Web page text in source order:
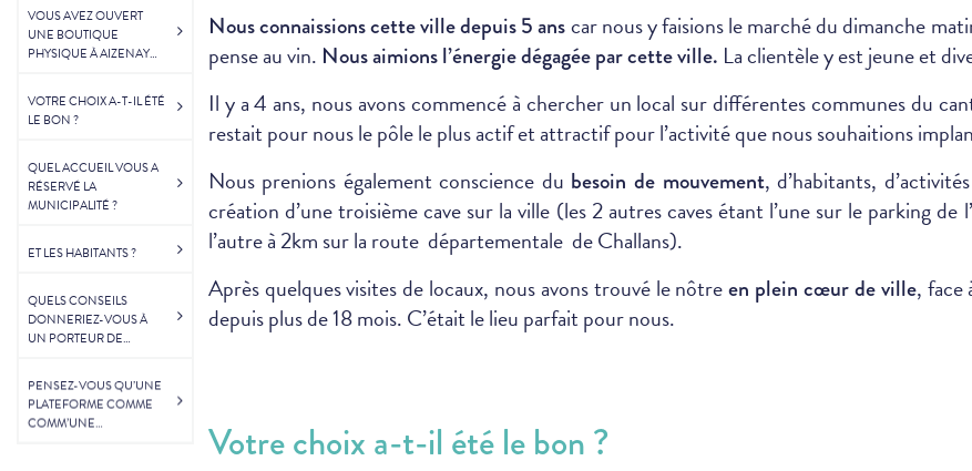
VOUS AVEZ OUVERT
UNE BOUTIQUE
PHYSIQUE À AIZENAY
A PARTICULIÈREMENT
RETENU VOTRE
ATTENTION
SEIN DE CETTE VILLE ?
VOTRE CHOIX A-T-IL ÉTÉ
LE BON ?
QUEL ACCUEIL VOUS A
RÉSERVÉ LA
MUNICIPALITÉ ?
ET LES HABITANTS ?
QUELS CONSEILS
DONNERIEZ-VOUS À
UN PORTEUR DE
EXPÉRIENCE ?
PENSEZ-VOUS QU’UNE
PLATEFORME COMME
COMM’UNE
Nous connaissions cette ville depuis 5 anscar nous y faisions le marché du dimanche
pense au vin. Nous aimions l’énergie dégagée par cette ville. La clientèle y est jeune et
Il y a 4 ans, nous avons commencé à chercher un local sur différentes communes du
restait pour nous le pôle le plus actif et attractif pour l’activité que nous souhaitions
Nous prenions également conscience du besoin de mouvement, d’habitants,
création d’une troisième cave sur la ville (les 2 autres caves étant l’une sur le parking
l’autre à 2km sur la route départementale de Challans).
Après quelques visites de locaux, nous avons trouvé le nôtreen plein cœur de ville, face
depuis plus de 18 mois. C’était le lieu parfait pour nous.
Votre choix a-t-il été le bon ?